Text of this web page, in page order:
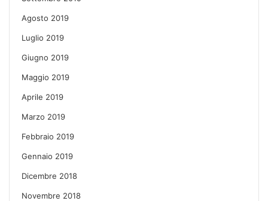
Agosto 2019
Luglio 2019
Giugno 2019
Maggio 2019
Aprile 2019
Marzo 2019
Febbraio 2019
Gennaio 2019
Dicembre 2018
Novembre 2018